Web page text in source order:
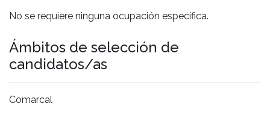
No se requiere ninguna ocupación específica.
Ámbitos de selección de
candidatos/as
Comarcal